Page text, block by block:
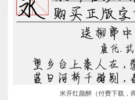
米开红颜醉（付费下载，